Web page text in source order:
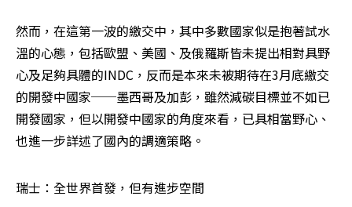
然而，在這第一波的繳交中，其中多數國家似是抱著試水
溫的心態，包括歐盟、美國、及俄羅斯皆未提出相對具野
心及足夠具體的INDC，反而是本來未被期待在3月底繳交
的開發中國家──墨西哥及加彭，雖然減碳目標並不如已
開發國家，但以開發中國家的角度來看，已具相當野心、
也進一步詳述了國內的調適策略。
瑞士：全世界首發，但有進步空間